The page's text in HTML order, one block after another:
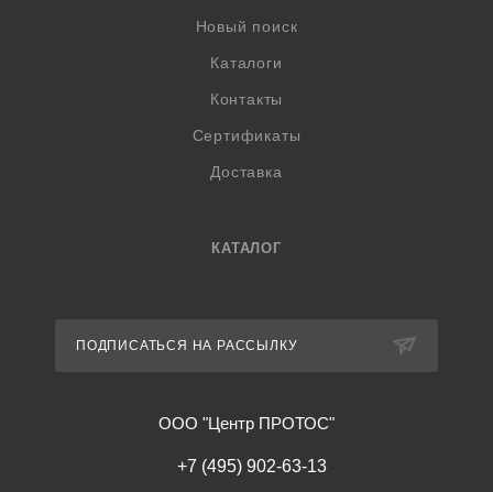
Новый поиск
Каталоги
Контакты
Сертификаты
Доставка
КАТАЛОГ
ПОДПИСАТЬСЯ НА РАССЫЛКУ
ООО "Центр ПРОТОС"
+7 (495) 902-63-13